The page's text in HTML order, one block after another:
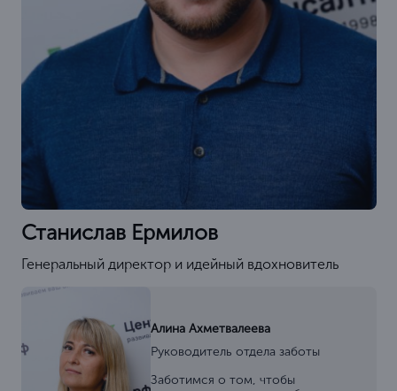
Станислав Ермилов
Генеральный директор и идейный вдохновитель
Алина Ахметвалеева
Руководитель отдела заботы
Заботимся о том, чтобы